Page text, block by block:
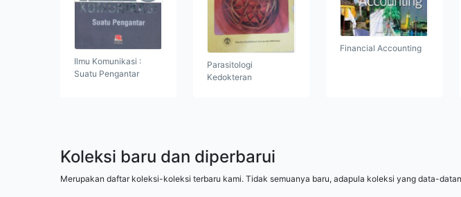
Ilmu Komunikasi :
Suatu Pengantar
Parasitologi
Kedokteran
Financial Accounting
Koleksi baru dan diperbarui
Merupakan daftar koleksi-koleksi terbaru kami. Tidak semuanya baru, adapula koleksi yang data-